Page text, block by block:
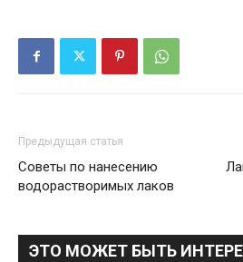
Предыдущая статья
Советы по нанесению
водорастворимых лаков
ЭТО МОЖЕТ БЫТЬ